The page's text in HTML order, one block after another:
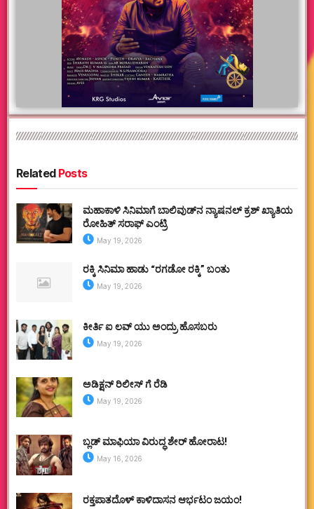
RelatedPosts
ಮಹಾಕಾಳಿ ಸಿನಿಮಾಗೆ ಬಾಲಿವುಡ್‌ನ ನ್ಯಾಷನಲ್ ಕ್ರಶ್ ಖ್ಯಾತಿಯ
ರೋಹಿತ್ ಸರಾಫ್ ಎಂಟ್ರಿ
May 19, 2026
ರಕ್ಕಿ ಸಿನಿಮಾ ಹಾಡು “ರಗಡೋ ರಕ್ಕಿ” ಬಂತು
May 19, 2026
ಕೀರ್ತಿ ಐ ಲವ್ ಯು ಅಂದ್ರು ಹೊಸಬರು
May 19, 2026
ಅಡಿಕ್ಷನ್ ರಿಲೀಸ್ ಗೆ ರೆಡಿ
May 19, 2026
ಬ್ಲಡ್ ಮಾಫಿಯಾ ವಿರುದ್ಧ ಶೇರ್ ಹೋರಾಟ!
May 16, 2026
ರಕ್ತಪಾತದೊಳ್ ಕಾಳಿದಾಸನ ಆರ್ಭಟಂ ಜಯಂ!